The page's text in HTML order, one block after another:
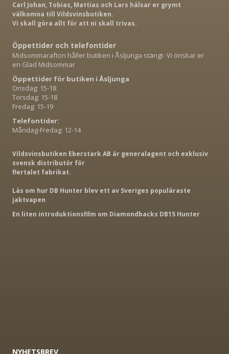
Carl Johan, Tobias, Mattias och Lars hälsar er grymt
välkomna till Vildsvinsbutiken.
Vi skall göra allt för att ni skall trivas.
Öppettider och telefontider
Midsommarafton håller butiken i Åsljunga stängt- Vi önskar er
en Glad Midsommar
Öppettider för butiken i Åsljunga
Onsdag: 15-18
Torsdag: 15-18
Fredag: 15-19
Telefontider:
Måndag-Fredag: 12-14
Vildsvinsbutiken Eberstark AB är generalagent och exklusiv
svensk distributör för
flertalet fabrikat.
Läs om hur DB Hunter blev ett av Sveriges populäraste
jaktvapen
En liten introduktionsfilm om Diamondbacks DB15 Hunter
NYHETSBREV